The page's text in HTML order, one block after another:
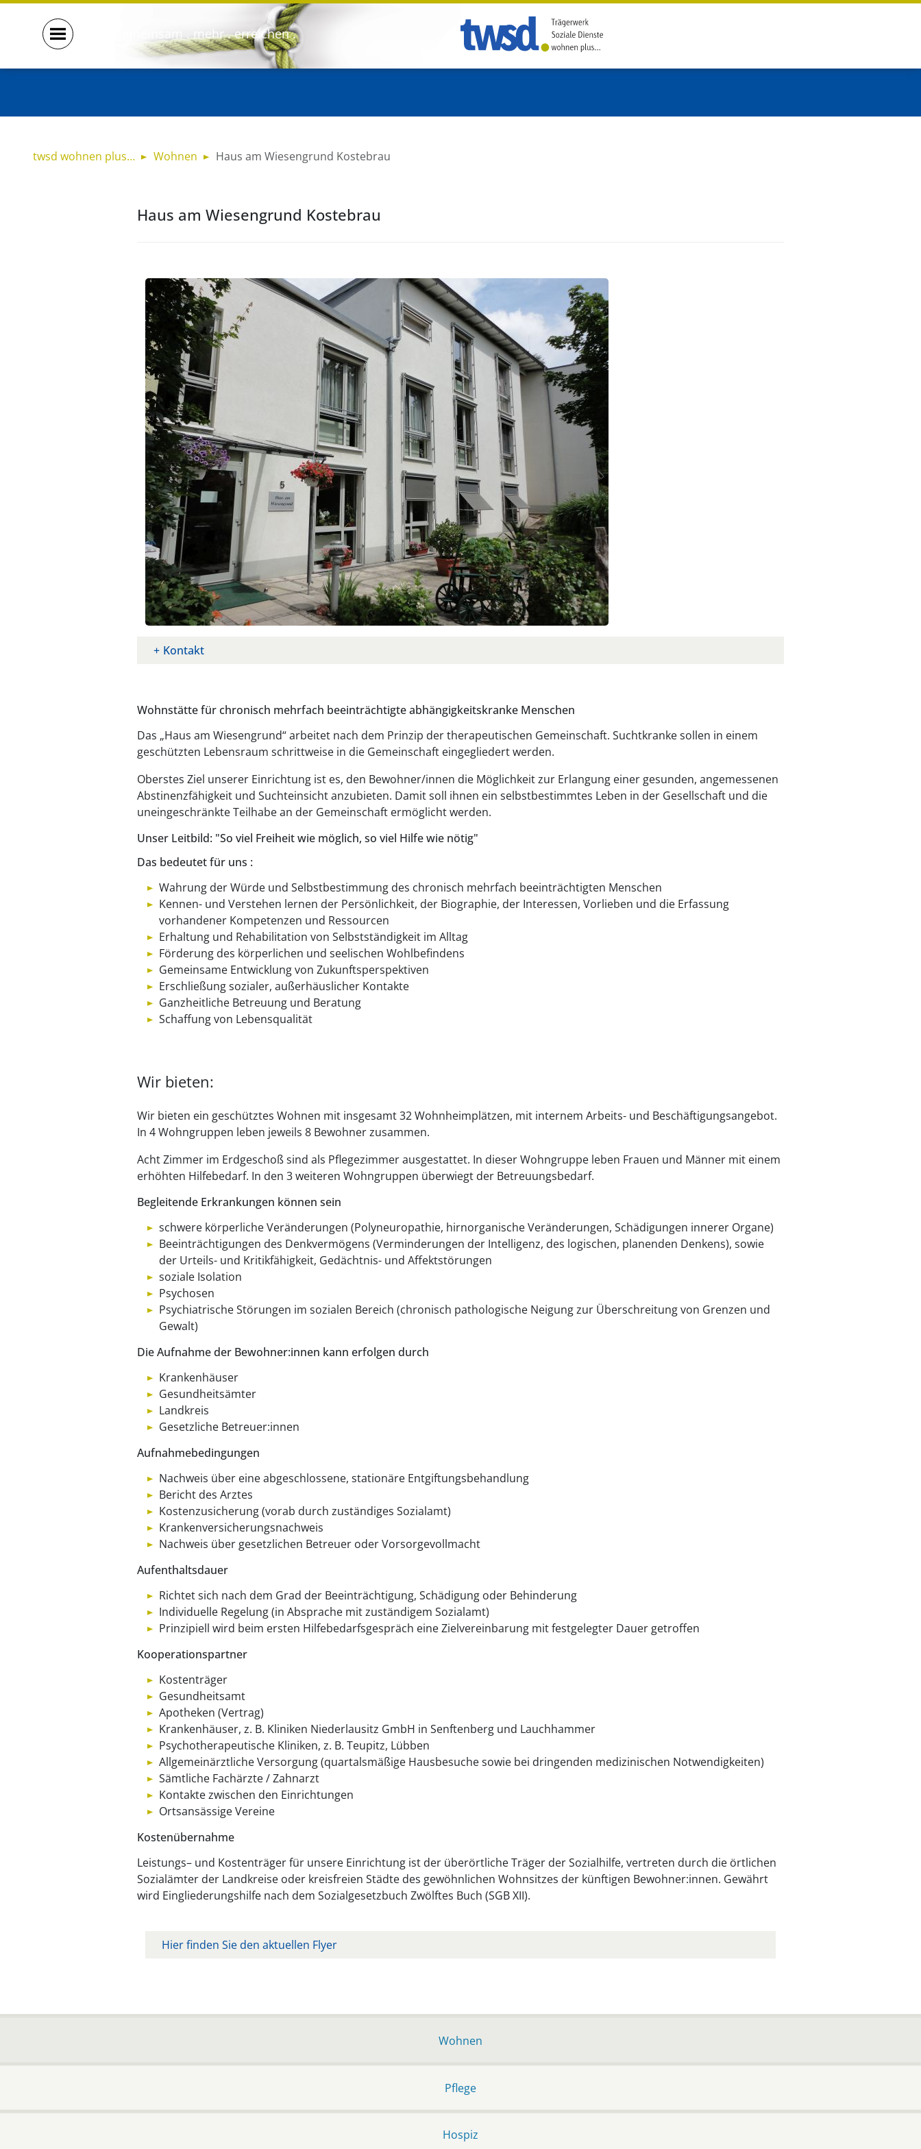
gemeinsam . mehr . erreichen .
twsd wohnen plus… Wohnen Haus am Wiesengrund Kostebrau
Haus am Wiesengrund Kostebrau
Kontakt
Wohnstätte für chronisch mehrfach beeinträchtigte abhängigkeitskranke Menschen
Das „Haus am Wiesengrund“ arbeitet nach dem Prinzip der therapeutischen Gemeinschaft. Suchtkranke sollen in einem
geschützten Lebensraum schrittweise in die Gemeinschaft eingegliedert werden.
Oberstes Ziel unserer Einrichtung ist es, den Bewohner/innen die Möglichkeit zur Erlangung einer gesunden, angemessenen
Abstinenzfähigkeit und Suchteinsicht anzubieten. Damit soll ihnen ein selbstbestimmtes Leben in der Gesellschaft und die
uneingeschränkte Teilhabe an der Gemeinschaft ermöglicht werden.
Unser Leitbild: "So viel Freiheit wie möglich, so viel Hilfe wie nötig"
Das bedeutet für uns :
Wahrung der Würde und Selbstbestimmung des chronisch mehrfach beeinträchtigten Menschen
Kennen- und Verstehen lernen der Persönlichkeit, der Biographie, der Interessen, Vorlieben und die Erfassung
vorhandener Kompetenzen und Ressourcen
Erhaltung und Rehabilitation von Selbstständigkeit im Alltag
Förderung des körperlichen und seelischen Wohlbefindens
Gemeinsame Entwicklung von Zukunftsperspektiven
Erschließung sozialer, außerhäuslicher Kontakte
Ganzheitliche Betreuung und Beratung
Schaffung von Lebensqualität
Wir bieten:
Wir bieten ein geschütztes Wohnen mit insgesamt 32 Wohnheimplätzen, mit internem Arbeits- und Beschäftigungsangebot.
In 4 Wohngruppen leben jeweils 8 Bewohner zusammen.
Acht Zimmer im Erdgeschoß sind als Pflegezimmer ausgestattet. In dieser Wohngruppe leben Frauen und Männer mit einem
erhöhten Hilfebedarf. In den 3 weiteren Wohngruppen überwiegt der Betreuungsbedarf.
Begleitende Erkrankungen können sein
schwere körperliche Veränderungen (Polyneuropathie, hirnorganische Veränderungen, Schädigungen innerer Organe)
Beeinträchtigungen des Denkvermögens (Verminderungen der Intelligenz, des logischen, planenden Denkens), sowie
der Urteils- und Kritikfähigkeit, Gedächtnis- und Affektstörungen
soziale Isolation
Psychosen
Psychiatrische Störungen im sozialen Bereich (chronisch pathologische Neigung zur Überschreitung von Grenzen und
Gewalt)
Die Aufnahme der Bewohner:innen kann erfolgen durch
Krankenhäuser
Gesundheitsämter
Landkreis
Gesetzliche Betreuer:innen
Aufnahmebedingungen
Nachweis über eine abgeschlossene, stationäre Entgiftungsbehandlung
Bericht des Arztes
Kostenzusicherung (vorab durch zuständiges Sozialamt)
Krankenversicherungsnachweis
Nachweis über gesetzlichen Betreuer oder Vorsorgevollmacht
Aufenthaltsdauer
Richtet sich nach dem Grad der Beeinträchtigung, Schädigung oder Behinderung
Individuelle Regelung (in Absprache mit zuständigem Sozialamt)
Prinzipiell wird beim ersten Hilfebedarfsgespräch eine Zielvereinbarung mit festgelegter Dauer getroffen
Kooperationspartner
Kostenträger
Gesundheitsamt
Apotheken (Vertrag)
Krankenhäuser, z. B. Kliniken Niederlausitz GmbH in Senftenberg und Lauchhammer
Psychotherapeutische Kliniken, z. B. Teupitz, Lübben
Allgemeinärztliche Versorgung (quartalsmäßige Hausbesuche sowie bei dringenden medizinischen Notwendigkeiten)
Sämtliche Fachärzte / Zahnarzt
Kontakte zwischen den Einrichtungen
Ortsansässige Vereine
Kostenübernahme
Leistungs– und Kostenträger für unsere Einrichtung ist der überörtliche Träger der Sozialhilfe, vertreten durch die örtlichen
Sozialämter der Landkreise oder kreisfreien Städte des gewöhnlichen Wohnsitzes der künftigen Bewohner:innen. Gewährt
wird Eingliederungshilfe nach dem Sozialgesetzbuch Zwölftes Buch (SGB XII).
Hier finden Sie den aktuellen Flyer
Wohnen
Pflege
Hospiz